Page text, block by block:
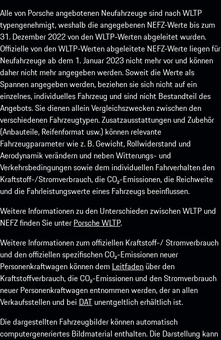
Alle von Porsche angebotenen Neufahrzeuge sind nach WLTP
typengenehmigt, weshalb die angegebenen NEFZ-Werte bis zum
31. Dezember 2022 von den WLTP-Werten abgeleitet wurden.
Offizielle von den WLTP-Werten abgeleitete NEFZ-Werte liegen für
Neufahrzeuge ab dem 1. Januar 2023 nicht mehr vor und können
daher nicht mehr angegeben werden. Soweit die Werte als
Spannen angegeben werden, beziehen sie sich nicht auf ein
einzelnes, individuelles Fahrzeug und sind nicht Bestandteil des
Angebots. Sie dienen allein Vergleichszwecken zwischen den
verschiedenen Fahrzeugtypen. Zusatzausstattungen und Zubehör
(Anbauteile, Reifenformat usw.) können relevante
Fahrzeugparameter wie z. B. Gewicht, Rollwiderstand und
Aerodynamik verändern und neben Witterungs- und
Verkehrsbedingungen sowie dem individuellen Fahrverhalten den
Kraftstoff-/Stromverbrauch, die CO₂-Emissionen, die Reichweite
und die Fahrleistungswerte eines Fahrzeugs beeinflussen.
Weitere Informationen zu den Unterschieden zwischen WLTP und
NEFZ finden Sie unter Porsche WLTP.
Weitere Informationen zum offiziellen Kraftstoff-/ Stromverbrauch
und den offiziellen spezifischen CO₂-Emissionen neuer
Personenkraftwagen können dem Leitfaden über den
Kraftstoffverbrauch, die CO₂-Emissionen und den Stromverbrauch
neuer Personenkraftwagen entnommen werden, der an allen
Verkaufsstellen und bei DAT unentgeltlich erhältlich ist.
Die dargestellten Fahrzeugbilder können automatisch
computergeneriertes Bildmaterial enthalten. Die Darstellung kann